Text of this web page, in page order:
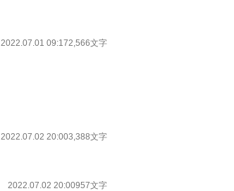
2022.07.01 09:172,566文字
2022.07.02 20:003,388文字
2022.07.02 20:00957文字